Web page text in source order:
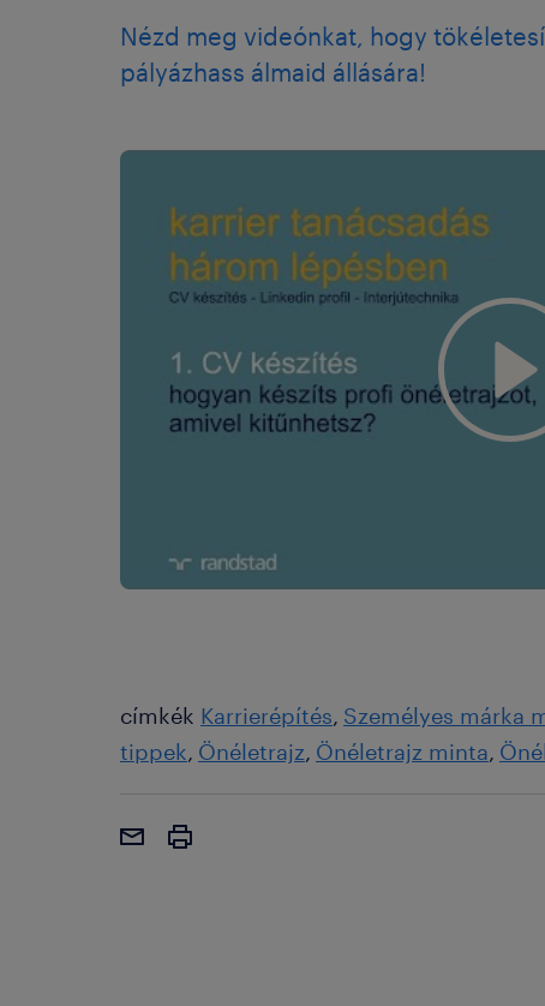
Nézd meg videónkat, hogy
pályázhass álmaid állására!
címkék Karrierépítés Személyes márka
tippek Önéletrajz Önéletrajz minta